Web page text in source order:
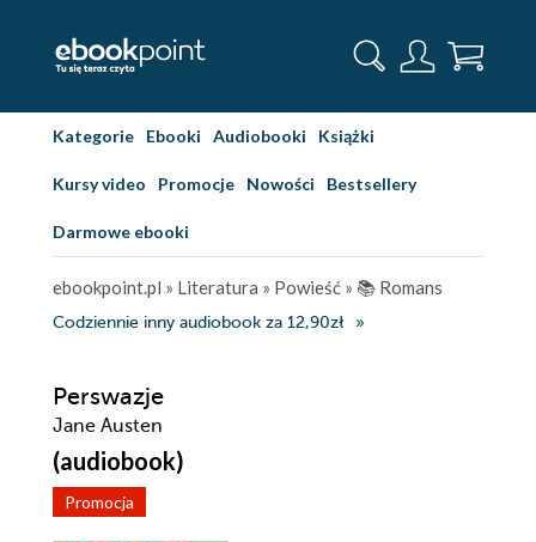
Kategorie Ebooki Audiobooki Książki
Kursy video Promocje Nowości Bestsellery
Darmowe ebooki
ebookpoint.pl » Literatura » Powieść » 📚 Romans
Codziennie inny audiobook za 12,90zł
Perswazje
Jane Austen
(audiobook)
Promocja